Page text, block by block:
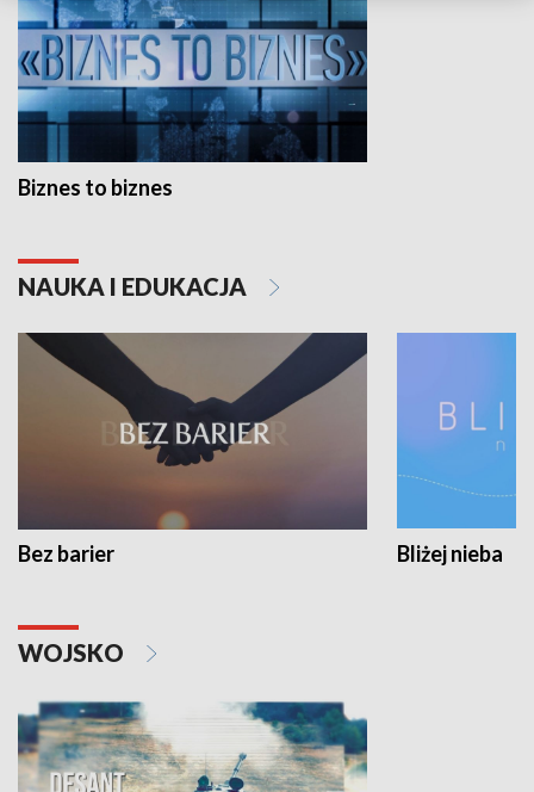
Biznes to biznes
NAUKA I EDUKACJA
Bez barier Bliżej nieba
WOJSKO